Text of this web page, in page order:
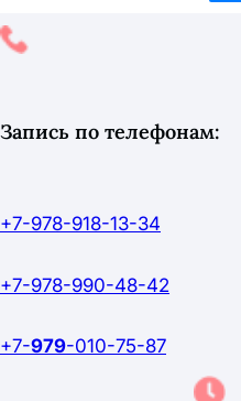
Запись по телефонам:
+7-978-918-13-34
+7-978-990-48-42
+7-979-010-75-87